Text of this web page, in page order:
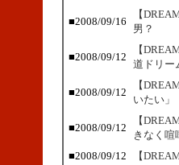
■2008/09/16
【
男？
■2008/09/12
【
道ドリー
■2008/09/12
【
いたい」
■2008/09/12
【
きなく喧
■2008/09/12
【